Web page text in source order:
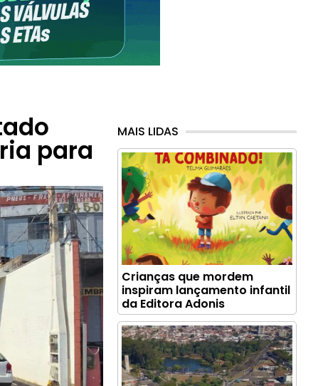
para
MAIS LIDAS
Crianças que mordem
inspiram lançamento infantil
da Editora Adonis